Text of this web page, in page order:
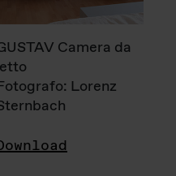
Camera da
Lorenz